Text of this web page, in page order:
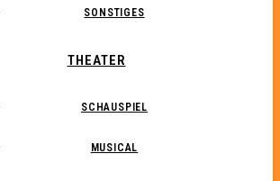
SONSTIGES
THEATER
SCHAUSPIEL
MUSICAL